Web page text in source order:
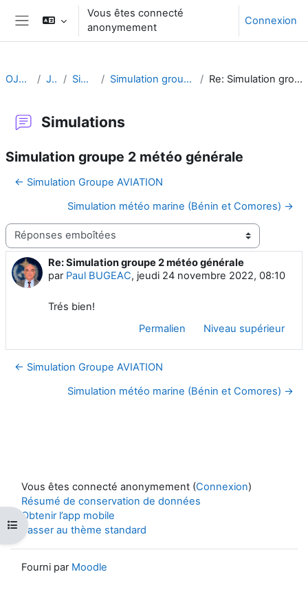
Passer au contenu principal
Panneau latéral
Vous êtes connecté
anonymement
Connexion
Ouvrir l’index du cours
OJT CA FR Jour 3 Simulations Simulation groupe 2 météo générale Re: Simulation groupe 2 météo générale
Simulations
Simulation groupe 2 météo générale
← Simulation Groupe AVIATION
Simulation météo marine (Bénin et Comores) →
Type d’affichage
Re: Simulation groupe 2 météo générale
par Paul BUGEAC, jeudi 24 novembre 2022, 08:10
Nombre de réponses : 0
Trés bien!
Permalien
Niveau supérieur
← Simulation Groupe AVIATION
Simulation météo marine (Bénin et Comores) →
Vous êtes connecté anonymement (Connexion)
Résumé de conservation de données
Obtenir l’app mobile
Passer au thème standard
Fourni par Moodle